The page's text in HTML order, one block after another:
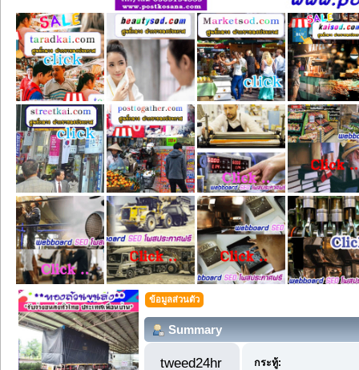
ข้อมูลส่วนตัว
Summary
tweed24hr
กระทู้: